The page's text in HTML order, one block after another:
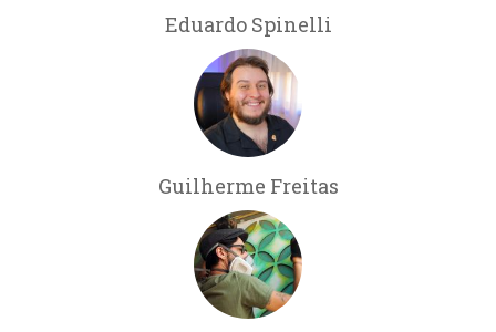
Eduardo Spinelli
Guilherme Freitas